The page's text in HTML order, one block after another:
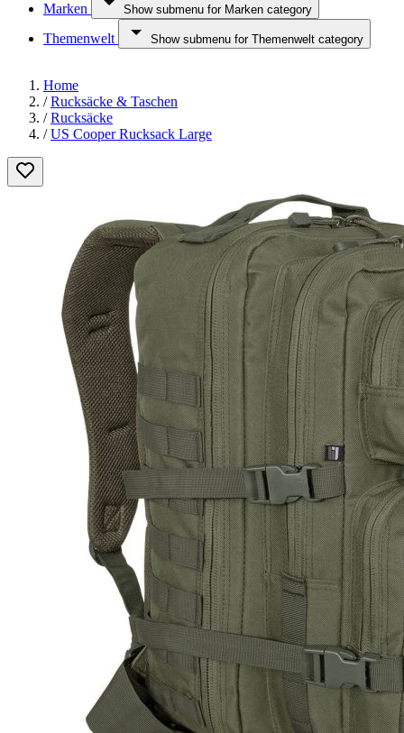
Marken Show submenu for Marken category
Themenwelt Show submenu for Themenwelt category
Home
/ Rucksäcke & Taschen
/ Rucksäcke
/ US Cooper Rucksack Large